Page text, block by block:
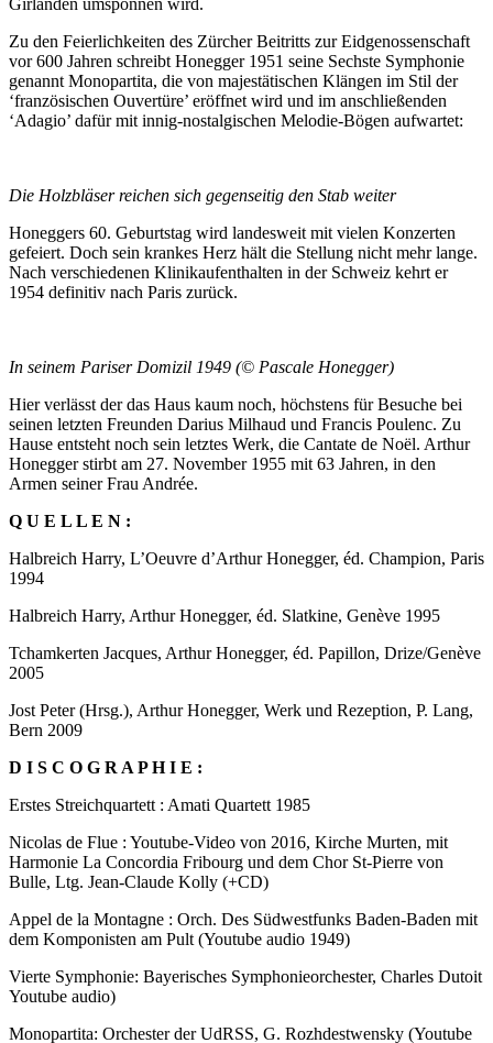
Zu den Feierlichkeiten des Zürcher Beitritts zur Eidgenossenschaft
vor 600 Jahren schreibt Honegger 1951 seine Sechste Symphonie
genannt Monopartita, die von majestätischen Klängen im Stil der
‘französischen Ouvertüre’ eröffnet wird und im anschließenden
‘Adagio’ dafür mit innig-nostalgischen Melodie-Bögen aufwartet:
Die Holzbläser reichen sich gegenseitig den Stab weiter
Honeggers 60. Geburtstag wird landesweit mit vielen Konzerten
gefeiert. Doch sein krankes Herz hält die Stellung nicht mehr lange.
Nach verschiedenen Klinikaufenthalten in der Schweiz kehrt er
1954 definitiv nach Paris zurück.
In seinem Pariser Domizil 1949 (© Pascale Honegger)
Hier verlässt der das Haus kaum noch, höchstens für Besuche bei
seinen letzten Freunden Darius Milhaud und Francis Poulenc. Zu
Hause entsteht noch sein letztes Werk, die Cantate de Noël. Arthur
Honegger stirbt am 27. November 1955 mit 63 Jahren, in den
Armen seiner Frau Andrée.
Q U E L L E N :
Halbreich Harry, L’Oeuvre d’Arthur Honegger, éd. Champion, Paris
1994
Halbreich Harry, Arthur Honegger, éd. Slatkine, Genève 1995
Tchamkerten Jacques, Arthur Honegger, éd. Papillon, Drize/Genève
2005
Jost Peter (Hrsg.), Arthur Honegger, Werk und Rezeption, P. Lang,
Bern 2009
D I S C O G R A P H I E :
Erstes Streichquartett : Amati Quartett 1985
Nicolas de Flue : Youtube-Video von 2016, Kirche Murten, mit
Harmonie La Concordia Fribourg und dem Chor St-Pierre von
Bulle, Ltg. Jean-Claude Kolly (+CD)
Appel de la Montagne : Orch. Des Südwestfunks Baden-Baden mit
dem Komponisten am Pult (Youtube audio 1949)
Vierte Symphonie: Bayerisches Symphonieorchester, Charles Dutoit
Youtube audio)
Monopartita: Orchester der UdRSS, G. Rozhdestwensky (Youtube